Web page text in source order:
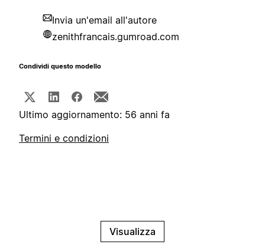
Invia un'email all'autore
zenithfrancais.gumroad.com
Condividi questo modello
Ultimo aggiornamento: 56 anni fa
Termini e condizioni
Visualizza